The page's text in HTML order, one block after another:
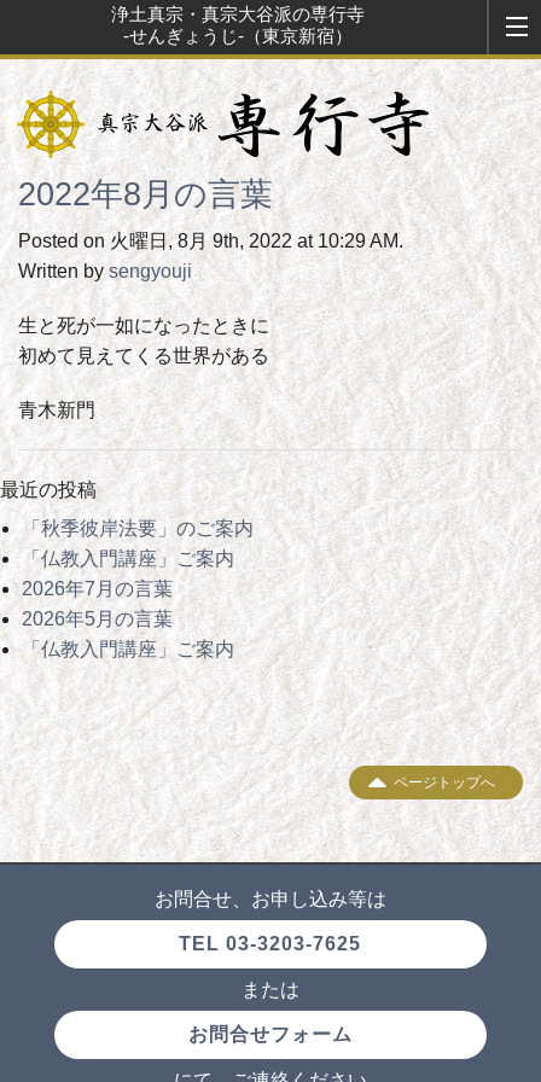
浄土真宗・真宗大谷派の専行寺
-せんぎょうじ-（東京新宿）
2022年8月の言葉
Posted on 火曜日, 8月 9th, 2022 at 10:29 AM.
Written by sengyouji
生と死が一如になったときに
初めて見えてくる世界がある
青木新門
最近の投稿
「秋季彼岸法要」のご案内
「仏教入門講座」ご案内
2026年7月の言葉
2026年5月の言葉
「仏教入門講座」ご案内
ページトップへ
お問合せ、お申し込み等は
TEL 03-3203-7625
または
お問合せフォーム